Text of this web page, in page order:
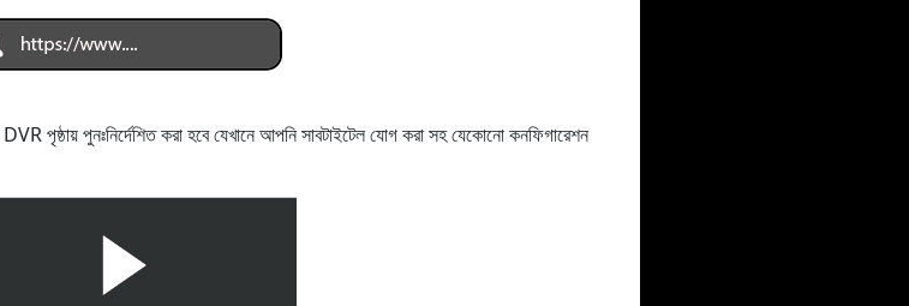
পৃষ্ঠায় পুনঃনির্দেশিত করা হবে যেখানে আপনি সাবটাইটেল যোগ করা সহ যেকোনো কনফিগারেশন